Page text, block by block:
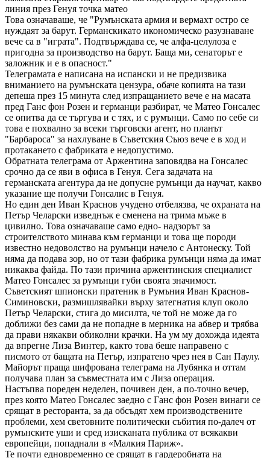
линия през Генуя точка матео
Това означаваше, че "Румънската армия и вермахт остро се
нуждаят за барут. Германскикато икономическо разузнаване
вече са в "играта". Подтвърждава се, че алфа-целулоза е
пригодна за производство на барут. Баща ми, сенаторът е
заложник и е в опасност."
Телеграмата е написана на испански и не предизвика
вниманието на румънската цензура, обаче копията на тази
депеша през 15 минута след изпращанието вече е на масата
пред Ганс фон Розен и германци разбират, че Матео Гонсалес
се опитва да се търгува и с тях, и с румънци. Само по себе си
това е похвално за всеки търговски агент, но планът
"Барбароса" за нахлуване в Съветския Съюз вече е в ход и
протакането с фабриката е недопустимо.
Обратната телеграма от Аржентина заповядва на Гонсалес
срочно да се яви в офиса в Генуя. Сега задачата на
германската агентура да не допусне румънци да научат, какво
указание ще получи Гонсалис в Генуя.
Но един ден Иван Краснов учудено отбелязва, че охраната на
Петър Челарски изведнъж е сменена на трима мъже в
цивилно. Това означаваше само едно- надзорът за
строителството минава към германци и това ще породи
известно недоволство на румънци начело с Антонеску. Той
няма да подава зор, но от тази фабрика румънци няма да имат
никаква файда. По тази причина аржентинския специалист
Матео Гонсалес за румънци губи своята значимост.
Съветският шпионски пратеник в Румъния Иван Краснов-
Симиновски, размишлявайки върху затегнатия клуп около
Петър Челарски, стига до мисилта, че той не може да го
доближи без сами да не попадне в мерника на абвер и трябва
да прави някакви обиколни крачки. На ум му дохожда идеята
да впрегне Лиза Винтер, както това беше направено с
писмото от бащата на Петър, изпратено чрез нея в Сан Паулу.
Майорът праща шифрована телеграма на Лубянка и оттам
получава план за съвместната им с Лиза операция.
Настъпва пореден неделен, почивен ден, а по-точно вечер,
през която Матео Гонсалес заедно с Ганс фон Розен винаги се
срящат в ресторанта, за да обсъдят хем производствените
проблеми, хем световните политически събития по-далеч от
румънските уши и сред изисканата публика от всякакви
европейци, попаднали в «Малкия Париж».
Те почти едновременно се срящат в гардеробната на